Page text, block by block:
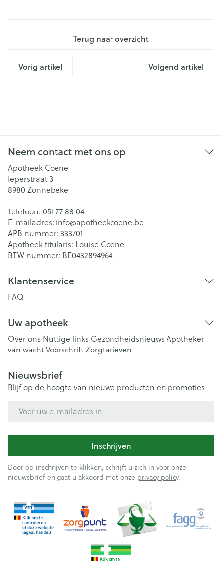
Terug naar overzicht
Vorig artikel Volgend artikel
Neem contact met ons op
Apotheek Coene
Ieperstraat 3
8980 Zonnebeke
Telefoon: 051 77 88 04
E-mailadres: info@apotheekcoene.be
APB nummer: 333701
Apotheek titularis: Louise Coene
BTW nummer: BE0432894964
Klantenservice
FAQ
Uw apotheek
Over ons Nuttige links Gezondheidsnieuws Apotheker
van wachtVoorschriftZorgtarieven
Nieuwsbrief
Blijf op de hoogte van nieuwe producten en promoties
Inschrijven
Door op inschrijven te klikken, schrijft u zich in voor onze
nieuwsbrief en gaat u akkoord met onze privacy policy.